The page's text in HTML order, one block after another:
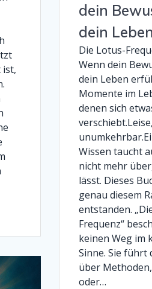
ist,
dein
dein
Die Lotus-
Wenn dein
dein Leben
Momente im
denen sich
Wissen taucht
nicht mehr
lässt. Dieses
genau diesem
entstanden.
Frequenz“
keinen Weg im
Sinne. Sie führt
über
oder…